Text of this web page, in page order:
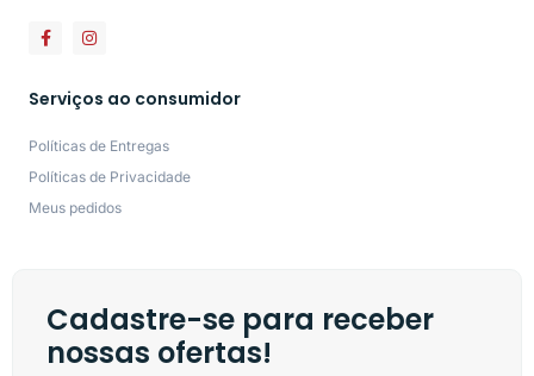
Serviços ao consumidor
Políticas de Entregas
Políticas de Privacidade
Meus pedidos
Cadastre-se para receber
nossas ofertas!